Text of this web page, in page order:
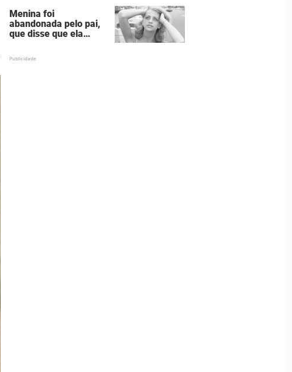
Hollywood
Menina foi
abandonada pelo pai,
que disse que ela
atriz famosa